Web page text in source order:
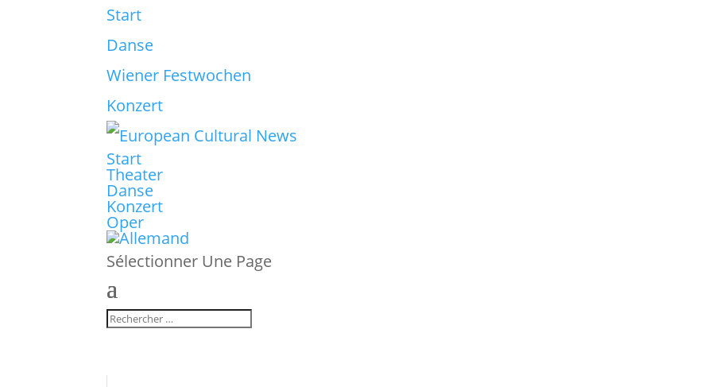
Start
Danse
Wiener Festwochen
Konzert
Start
Theater
Danse
Konzert
Oper
Sélectionner Une Page